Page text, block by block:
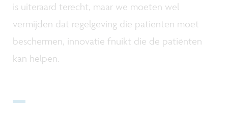
is uiteraard terecht, maar we moeten wel
vermijden dat regelgeving die patiënten moet
beschermen, innovatie fnuikt die de patiënten
kan helpen.